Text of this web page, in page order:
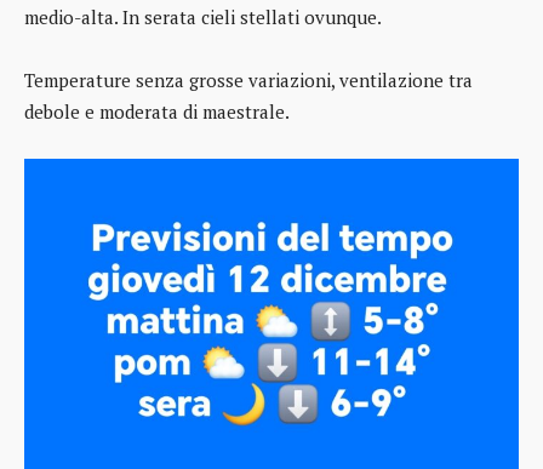
medio-alta. In serata cieli stellati ovunque.
Temperature senza grosse variazioni, ventilazione tra
debole e moderata di maestrale.